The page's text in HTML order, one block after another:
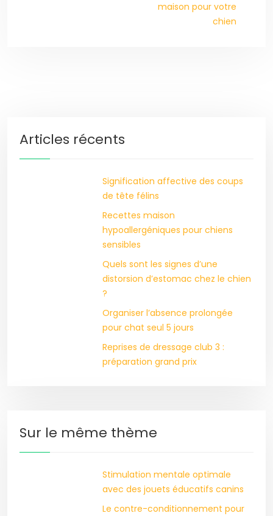
maison pour votre
chien
Articles récents
Signification affective des coups
de tête félins
Recettes maison
hypoallergéniques pour chiens
sensibles
Quels sont les signes d’une
distorsion d’estomac chez le chien
?
Organiser l’absence prolongée
pour chat seul 5 jours
Reprises de dressage club 3 :
préparation grand prix
Sur le même thème
Stimulation mentale optimale
avec des jouets éducatifs canins
Le contre-conditionnement pour